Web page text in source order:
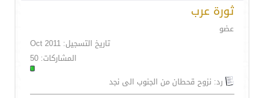
ثورة عرب
عضو
تاريخ التسجيل: Oct 2011
المشاركات: 50
رد: نزوح قحطان من الجنوب الى نجد